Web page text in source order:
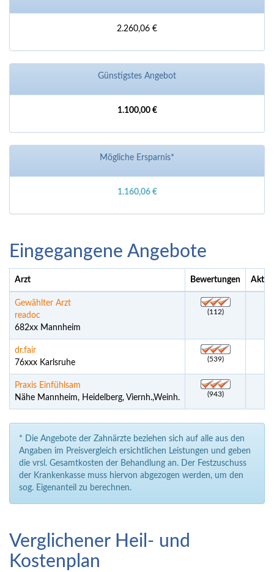
2.260,06 €
Günstigstes Angebot
1.100,00 €
Mögliche Ersparnis*
1.160,06 €
Eingegangene Angebote
Arzt Bewertungen
Gewählter Arzt
readoc
682xx Mannheim
(112)
dr.fair
76xxx Karlsruhe
(539)
Praxis Einfühlsam
Nähe Mannheim, Heidelberg, Viernh.,Weinh.
(943)
* Die Angebote der Zahnärzte beziehen sich auf alle aus den
Angaben im Preisvergleich ersichtlichen Leistungen und geben
die vrsl. Gesamtkosten der Behandlung an. Der Festzuschuss
der Krankenkasse muss hiervon abgezogen werden, um den
sog. Eigenanteil zu berechnen.
Verglichener Heil- und
Kostenplan